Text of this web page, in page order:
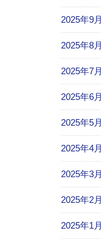
2025年9月
2025年8月
2025年7月
2025年6月
2025年5月
2025年4月
2025年3月
2025年2月
2025年1月